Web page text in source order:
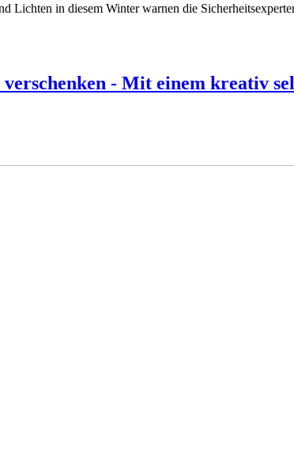
Lichten in diesem Winter warnen die
- Mit einem kreativ